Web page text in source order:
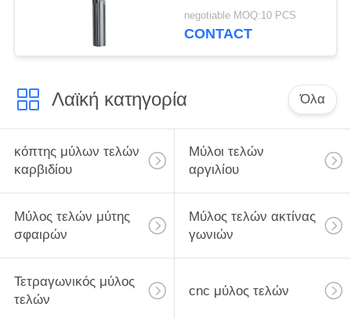
τελών καρβιδίου
τέμνοντα εργαλεία
negotiable MOQ:10 PCS
CONTACT
Λαϊκή κατηγορία Όλα
κόπτης μύλων τελών
καρβιδίου
Μύλοι τελών
αργιλίου
Μύλος τελών μύτης
σφαιρών
Μύλος τελών ακτίνας
γωνιών
Τετραγωνικός μύλος
τελών
cnc μύλος τελών